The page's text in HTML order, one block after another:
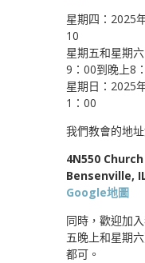
星期四：2025
10
星期五和星期
9：00到晚上8
星期日：2025
1：00
我們教會的地址
4N550
Bensenville,
Google地圖
同時，歡迎加
五晚上和星期六
都可。